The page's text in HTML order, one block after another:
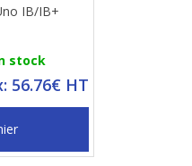
IB/IB+
stock
56.76€ HT